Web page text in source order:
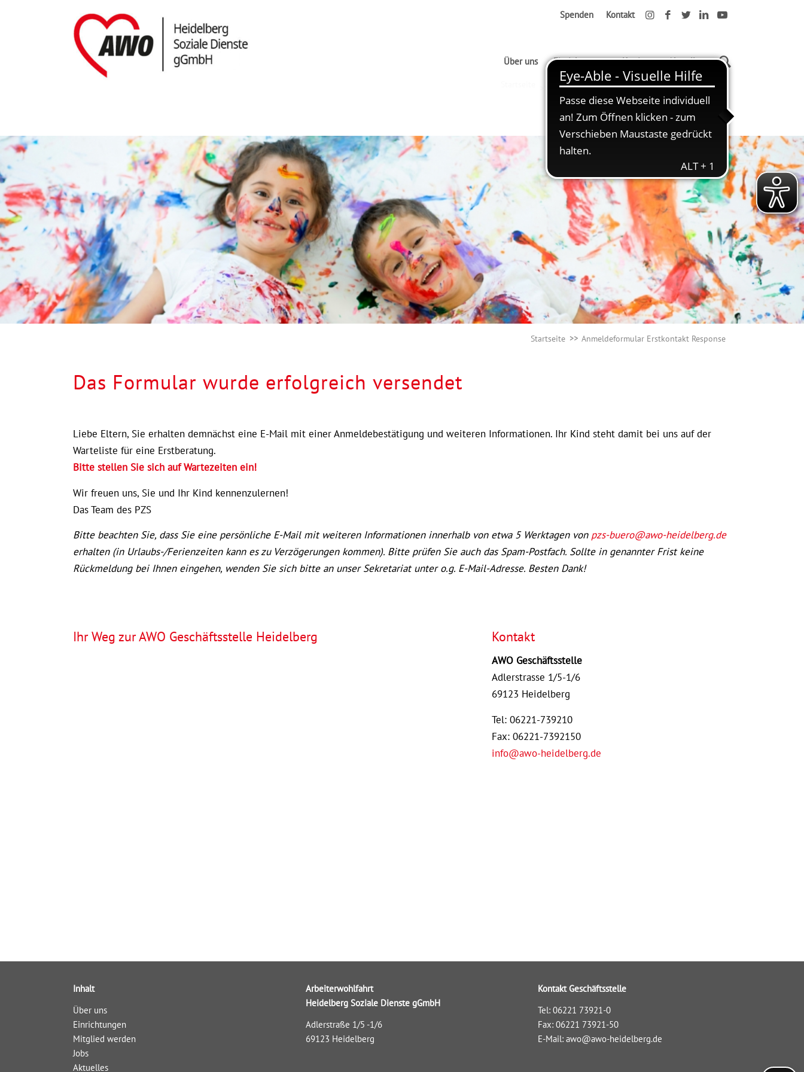
Spenden Kontakt
Über uns Einrichtungen Karriere Aktuelles
Anmeldeformular Erstkontakt Response
Startseite Anmeldeformular Erstkontakt Response
Das Formular wurde erfolgreich versendet
Liebe Eltern, Sie erhalten demnächst eine E-Mail mit einer Anmeldebestätigung und weiteren Informationen. Ihr Kind steht damit bei uns auf der
Warteliste für eine Erstberatung.
Bitte stellen Sie sich auf Wartezeiten ein!
Wir freuen uns, Sie und Ihr Kind kennenzulernen!
Das Team des PZS
Bitte beachten Sie, dass Sie eine persönliche E-Mail mit weiteren Informationen innerhalb von etwa 5 Werktagen von pzs-buero@awo-heidelberg.de
erhalten (in Urlaubs-/Ferienzeiten kann es zu Verzögerungen kommen). Bitte prüfen Sie auch das Spam-Postfach. Sollte in genannter Frist keine
Rückmeldung bei Ihnen eingehen, wenden Sie sich bitte an unser Sekretariat unter o.g. E-Mail-Adresse. Besten Dank!
Ihr Weg zur AWO Geschäftsstelle Heidelberg Kontakt
AWO Geschäftsstelle
Adlerstrasse 1/5-1/6
69123 Heidelberg
Tel: 06221-739210
Fax: 06221-7392150
info@awo-heidelberg.de
Inhalt
Über uns
Einrichtungen
Mitglied werden
Jobs
Aktuelles
Arbeiterwohlfahrt
Heidelberg Soziale Dienste gGmbH
Adlerstraße 1/5 -1/6
69123 Heidelberg
Kontakt Geschäftsstelle
Tel: 06221 73921-0
Fax: 06221 73921-50
E-Mail:awo@awo-heidelberg.de